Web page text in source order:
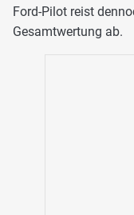
Ford-Pilot reist
Gesamtwertung ab.